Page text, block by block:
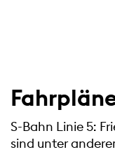
S-Bahn Linie 5:
sind unter